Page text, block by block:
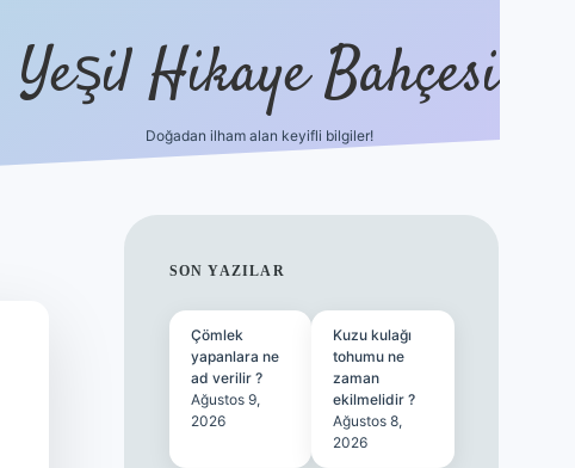
Yeşil Hikaye Bahçesi
Doğadan ilham alan keyifli bilgiler!
SIDEBAR
SON YAZILAR
Çömlek
yapanlara ne
ad verilir ?
Ağustos 9,
2026
Kuzu kulağı
tohumu ne
zaman
ekilmelidir ?
Ağustos 8,
2026
ilbet güncel giriş adresiilbet